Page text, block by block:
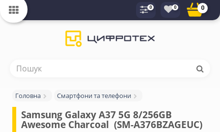
0
0 0
Головна Смартфони та телефони
Samsung Galaxy A37 5G 8/256GB
Awesome Charcoal  (SM-A376BZAGEUC)